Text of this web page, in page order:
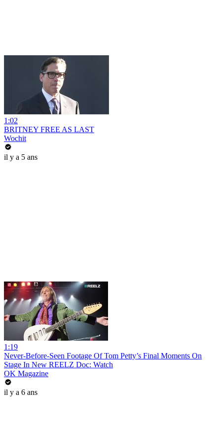
1:02
BRITNEY FREE AS LAST
Wochit
il y a 5 ans
1:19
Never-Before-Seen Footage Of Tom Petty’s Final Moments On
Stage In New REELZ Doc: Watch
OK Magazine
il y a 6 ans